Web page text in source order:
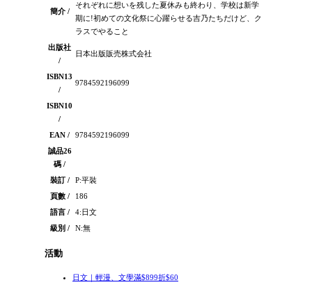
簡介 /
それぞれに想いを残した夏休みも終わり、学校は新学
期に!初めての文化祭に心躍らせる吉乃たちだけど、ク
ラスでやること
出版社
/
日本出版販売株式会社
ISBN13
/
9784592196099
ISBN10
/
EAN /
9784592196099
誠品26
碼 /
裝訂 /
P:平裝
頁數 /
186
語言 /
4:日文
級別 /
N:無
活動
日文｜輕漫、文學滿$899折$60